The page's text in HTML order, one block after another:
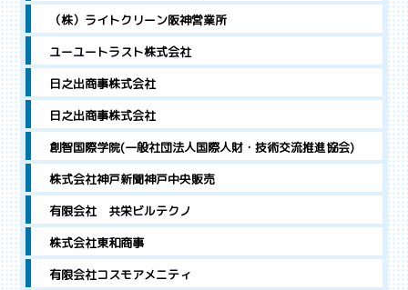
（株）ライトクリーン阪神営業所
ユーユートラスト株式会社
日之出商事株式会社
日之出商事株式会社
創智国際学院(一般社団法人国際人財・技術交流推進協会)
株式会社神戸新聞神戸中央販売
有限会社 共栄ビルテクノ
株式会社東和商事
有限会社コスモアメニティ